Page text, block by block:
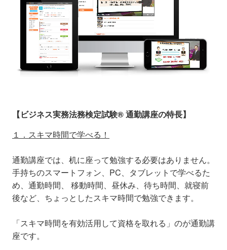
【ビジネス実務法務検定試験® 通勤講座の特長】
１．スキマ時間で学べる！
通勤講座では、机に座って勉強する必要はありません。
手持ちのスマートフォン、PC、タブレットで学べるた
め、通勤時間、 移動時間、昼休み、待ち時間、就寝前
後など、ちょっとしたスキマ時間で勉強できます。
「スキマ時間を有効活用して資格を取れる」のが通勤講
座です。